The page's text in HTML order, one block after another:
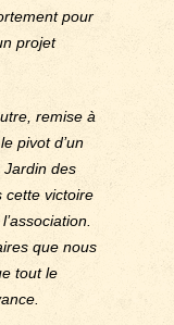
pour
projet
remise à
pivot d’un
des
cette victoire
que nous
tout le